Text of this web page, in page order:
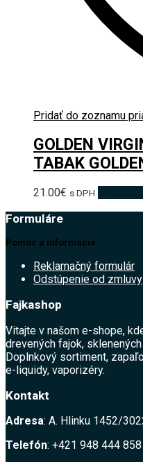
Pridať do zoznamu
GOLDEN
TABAK
21.00€ s DPH
Formuláre
Pomoc a informácie
Reklamačný formulár
Odstúpenie od zmluvy
Fajkashop
Vitajte v našom e-shope,
drevených fajok,
Doplnkový sortiment,
e-liquidy, vaporizéry.
Kontakt
Adresa: A. Hlinku 1452/
Telefón: +421 948 444 858